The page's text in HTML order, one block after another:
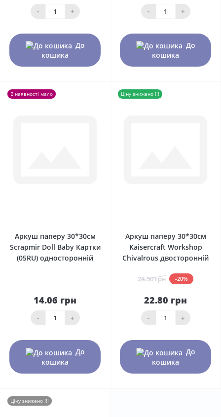
- +
До
кошика
- +
До
кошика
В наявності мало
Аркуш паперу 30*30см
Scrapmir Doll Baby Картки
(05RU) односторонній
14.06 грн
- +
До
кошика
Ціну знижено !!!
Аркуш паперу 30*30см
Kaisercraft Workshop
Chivalrous двосторонній
28.50 грн -20%
22.80 грн
- +
До
кошика
Ціну знижено !!!